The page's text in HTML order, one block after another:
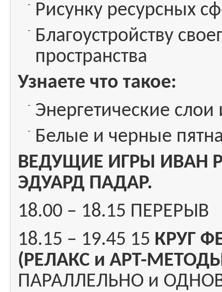
Рисунку ресурсных
Благоустройству
пространства
Узнаете что такое:
Энергетические слои
Белые и черные
ВЕДУЩИЕ ИГРЫ ИВАН
ЭДУАРД ПАДАР.
18.00 – 18.15 ПЕРЕРЫВ
18.15 – 19.45 15 КРУГ
(РЕЛАКС и АРТ-
ПАРАЛЛЕЛЬНО и